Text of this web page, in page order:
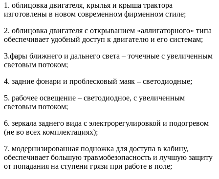
1. облицовка двигателя, крылья и крыша трактора
изготовлены в новом современном фирменном стиле;
2. облицовка двигателя с открыванием «аллигаторного» типа
обеспечивает удобный доступ к двигателю и его системам;
3.фары ближнего и дальнего света – точечные с увеличенным
световым потоком;
4. задние фонари и проблесковый маяк – светодиодные;
5. рабочее освещение – светодиодное, с увеличенным
световым потоком;
6. зеркала заднего вида с электрорегулировкой и подогревом
(не во всех комплектациях);
7. модернизированная подножка для доступа в кабину,
обеспечивает большую травмобезопасность и лучшую защиту
от попадания на ступени грязи при работе в поле;